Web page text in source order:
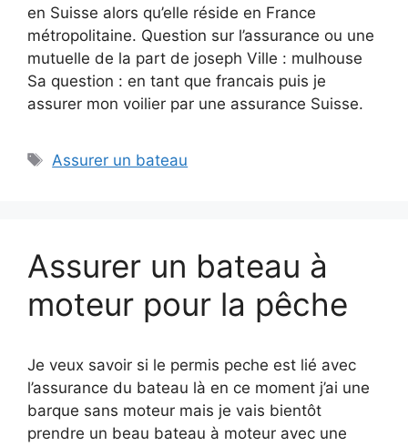
en Suisse alors qu’elle réside en France
métropolitaine. Question sur l’assurance ou une
mutuelle de la part de joseph Ville : mulhouse
Sa question : en tant que francais puis je
assurer mon voilier par une assurance Suisse.
Étiquettes
Assurer un bateau
Assurer un bateau à
moteur pour la pêche
Je veux savoir si le permis peche est lié avec
l’assurance du bateau là en ce moment j’ai une
barque sans moteur mais je vais bientôt
prendre un beau bateau à moteur avec une